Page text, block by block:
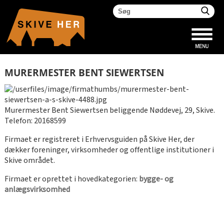
MURERMESTER BENT SIEWERTSEN
Murermester Bent Siewertsen beliggende Nøddevej, 29, Skive.
Telefon: 20168599
Firmaet er registreret i Erhvervsguiden på Skive Her, der
dækker foreninger, virksomheder og offentlige institutioner i
Skive området.
Firmaet er oprettet i hovedkategorien: bygge- og
anlægsvirksomhed